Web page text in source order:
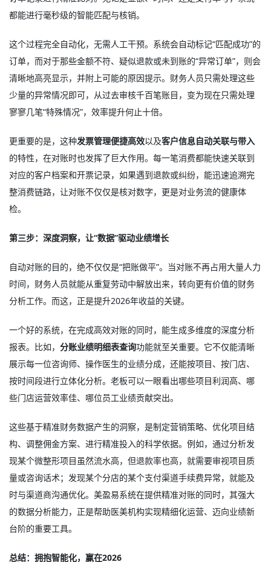
都能进行毫秒级的智能匹配与核销。
这个过程完全自动化，无需人工干预。系统会自动标记“匹配成功”的
订单，而对于那些金额不符、疑似退款或未到账的“异常订单”，则会
清晰地高亮显示，并附上可能的原因提示。财务人员只需处理这些
少量的异常情况即可，从过去审核千百笔账目，变为现在只需处理
寥寥几笔“特殊情况”，效率提升何止十倍。
更重要的是，这种发票管理便捷高效以及客户信息自动关联与带入
的特性，在对账时也发挥了巨大作用。每一笔消费都能快速关联到
对应的客户档案和开票记录，如果遇到退款或纠纷，能迅速追溯完
整消费链路，让对账不仅仅是核对数字，更是对业务流的健康体
检。
第三步：深度洞察，让“数据”驱动业绩增长
自动对账的目的，绝不仅仅是“把账做平”。当对账不再占用大量人力
时间，财务人员就能从重复劳动中解放出来，转向更有价值的财务
分析工作。而这，正是提升2026年收益的关键。
一个好的系统，在完成高效对账的同时，能生成多维度的深度分析
报表。比如， 分账业绩明细表查询功能就至关重要。它不仅能清晰
展示每一位咨询师、操作医生的业绩分成，还能按项目、按门店、
按时间段进行立体化分析。老板可以一眼看出哪些项目利润高、哪
些门店运营效率佳、哪位员工业绩贡献突出。
这些基于精准财务数据产生的洞察，是制定营销策略、优化项目结
构、调整佣金方案、进行精准投入的科学依据。例如，通过分析发
现某个微整形项目虽然流水高，但退款率也高，就需要审视项目质
量或咨询话术；发现某个分店的某个支付渠道手续费异常，就能及
时与渠道商沟通优化。美盈易系统在提供精准对账的同时，其强大
的数据分析能力，正是帮助医美机构实现精细化运营、迈向业绩新
台阶的重要工具。
总结：拥抱智能化，赢在2026